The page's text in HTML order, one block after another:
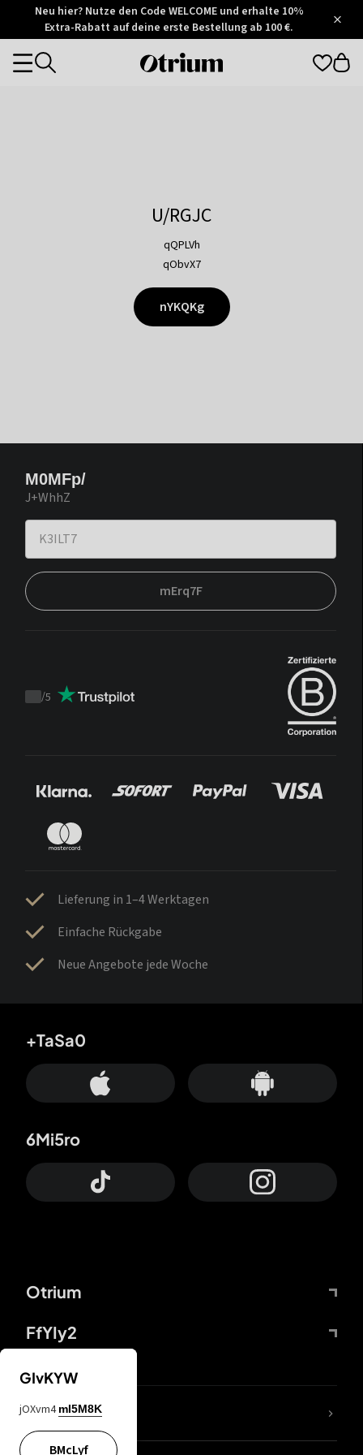
Otrium
Trustpilot
Neu hier? Nutze den Code WELCOME und erhalte 10%
Extra-Rabatt auf deine erste Bestellung ab 100 €.
Otrium
Categories
U/RGJC
qQPLVh
qObvX7
nYKQKg
M0MFp/
J+WhhZ
mErq7F
Trustpilot
/5
Lieferung in 1–4 Werktagen
Einfache Rückgabe
Neue Angebote jede Woche
Otrium
FfYIy2
+TaSa0
6Mi5ro
DDcvSo
GIvKYW
jOXvm4 mI5M8K
BMcLyf